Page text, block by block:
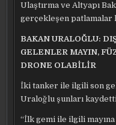
Ulaştırma ve Altyapı
gerçekleşen patlamalar
BAKAN URALOĞLU:
GELENLER MAYIN,
DRONE OLABİLİR
İki tanker ile ilgili son
Uraloğlu şunları
“İlk gemi ile ilgili